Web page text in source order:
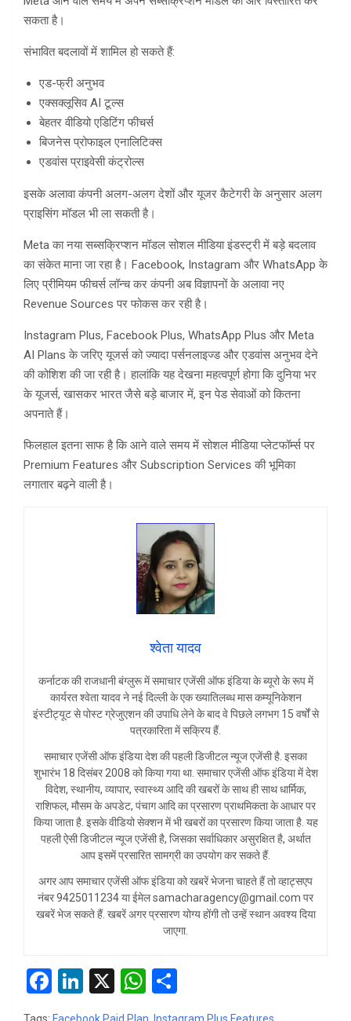
सकता है।
संभावित बदलावों में शामिल हो सकते हैं:
एड-फ्री अनुभव
एक्सक्लूसिव AI टूल्स
बेहतर वीडियो एडिटिंग फीचर्स
बिजनेस प्रोफाइल एनालिटिक्स
एडवांस प्राइवेसी कंट्रोल्स
इसके अलावा कंपनी अलग-अलग देशों और यूजर कैटेगरी के अनुसार अलग
प्राइसिंग मॉडल भी ला सकती है।
Meta का नया सब्सक्रिप्शन मॉडल सोशल मीडिया इंडस्ट्री में बड़े बदलाव
का संकेत माना जा रहा है। Facebook, Instagram और WhatsApp के
लिए प्रीमियम फीचर्स लॉन्च कर कंपनी अब विज्ञापनों के अलावा नए
Revenue Sources पर फोकस कर रही है।
Instagram Plus, Facebook Plus, WhatsApp Plus और Meta
AI Plans के जरिए यूजर्स को ज्यादा पर्सनलाइज्ड और एडवांस अनुभव देने
की कोशिश की जा रही है। हालांकि यह देखना महत्वपूर्ण होगा कि दुनिया भर
के यूजर्स, खासकर भारत जैसे बड़े बाजार में, इन पेड सेवाओं को कितना
अपनाते हैं।
फिलहाल इतना साफ है कि आने वाले समय में सोशल मीडिया प्लेटफॉर्म्स पर
Premium Features और Subscription Services की भूमिका
लगातार बढ़ने वाली है।
श्वेता यादव
कर्नाटक की राजधानी बंग्लुरू में समाचार एजेंसी ऑफ इंडिया के ब्यूरो के रूप में
कार्यरत श्वेता यादव ने नई दिल्ली के एक ख्यातिलब्ध मास कम्यूनिकेशन
इंस्टीट्यूट से पोस्ट ग्रेजुएशन की उपाधि लेने के बाद वे पिछले लगभग 15 वर्षों से
पत्रकारिता में सक्रिय हैं.
समाचार एजेंसी ऑफ इंडिया देश की पहली डिजीटल न्यूज एजेंसी है. इसका
शुभारंभ 18 दिसंबर 2008 को किया गया था. समाचार एजेंसी ऑफ इंडिया में देश
विदेश, स्थानीय, व्यापार, स्वास्थ्य आदि की खबरों के साथ ही साथ धार्मिक,
राशिफल, मौसम के अपडेट, पंचाग आदि का प्रसारण प्राथमिकता के आधार पर
किया जाता है. इसके वीडियो सेक्शन में भी खबरों का प्रसारण किया जाता है. यह
पहली ऐसी डिजीटल न्यूज एजेंसी है, जिसका सर्वाधिकार असुरक्षित है, अर्थात
आप इसमें प्रसारित सामग्री का उपयोग कर सकते हैं.
अगर आप समाचार एजेंसी ऑफ इंडिया को खबरें भेजना चाहते हैं तो व्हाट्सएप
नंबर 9425011234 या ईमेल samacharagency@gmail.com पर
खबरें भेज सकते हैं. खबरें अगर प्रसारण योग्य होंगी तो उन्हें स्थान अवश्य दिया
जाएगा.
F
Li
X
W
Tags: Facebook Paid Plan Instagram Plus Features